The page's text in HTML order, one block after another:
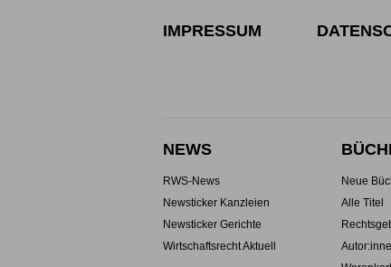
IMPRESSUM
NEWS
RWS-News
Newsticker Kanzleien
Newsticker Gerichte
Wirtschaftsrecht Aktuell
Neue
Alle Titel